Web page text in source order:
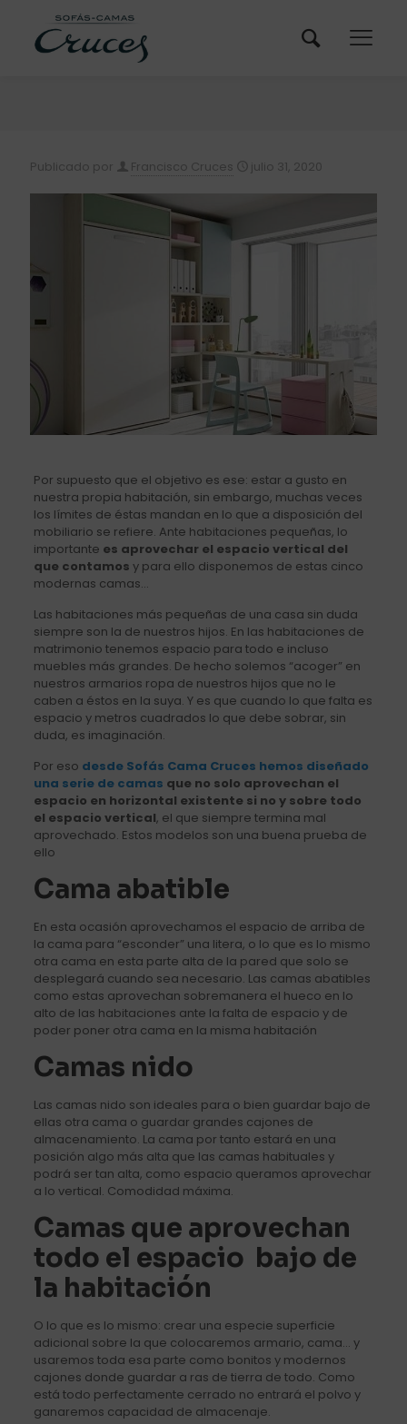
Publicado por Francisco Cruces julio 31, 2020
Por supuesto que el objetivo es ese: estar a gusto en
nuestra propia habitación, sin embargo, muchas veces
los límites de éstas mandan en lo que a disposición del
mobiliario se refiere. Ante habitaciones pequeñas, lo
importante es aprovechar el espacio vertical del
que contamos y para ello disponemos de estas cinco
modernas camas…
Las habitaciones más pequeñas de una casa sin duda
siempre son la de nuestros hijos. En las habitaciones de
matrimonio tenemos espacio para todo e incluso
muebles más grandes. De hecho solemos “acoger” en
nuestros armarios ropa de nuestros hijos que no le
caben a éstos en la suya. Y es que cuando lo que falta es
espacio y metros cuadrados lo que debe sobrar, sin
duda, es imaginación.
Por eso desde Sofás Cama Cruces hemos diseñado
una serie de camas que no solo aprovechan el
espacio en horizontal existente si no y sobre todo
el espacio vertical, el que siempre termina mal
aprovechado. Estos modelos son una buena prueba de
ello
Cama abatible
En esta ocasión aprovechamos el espacio de arriba de
la cama para “esconder” una litera, o lo que es lo mismo
otra cama en esta parte alta de la pared que solo se
desplegará cuando sea necesario. Las camas abatibles
como estas aprovechan sobremanera el hueco en lo
alto de las habitaciones ante la falta de espacio y de
poder poner otra cama en la misma habitación
Camas nido
Las camas nido son ideales para o bien guardar bajo de
ellas otra cama o guardar grandes cajones de
almacenamiento. La cama por tanto estará en una
posición algo más alta que las camas habituales y
podrá ser tan alta, como espacio queramos aprovechar
a lo vertical. Comodidad máxima.
Camas que aprovechan
todo el espacio bajo de
la habitación
O lo que es lo mismo: crear una especie superficie
adicional sobre la que colocaremos armario, cama… y
usaremos toda esa parte como bonitos y modernos
cajones donde guardar a ras de tierra de todo. Como
está todo perfectamente cerrado no entrará el polvo y
ganaremos capacidad de almacenaje.